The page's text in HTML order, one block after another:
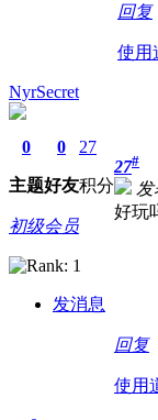
回复
使用
NyrSecret
0
主题
0
好友
27
积分
初级会员
发消息
27#
发
好玩
回复
使用